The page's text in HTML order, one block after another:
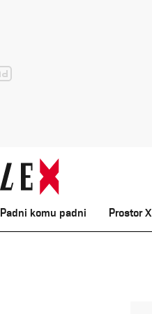
Padni komu padni Prostor X